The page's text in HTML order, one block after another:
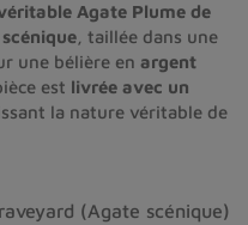
Agate Plume de
, taillée dans une
une bélière en argent
est livrée avec un
la nature véritable de
(Agate scénique)